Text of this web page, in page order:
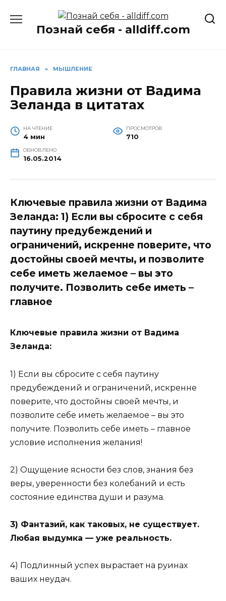
содержаниюПознай себя - alldiff.com
ГЛАВНАЯ » МЫШЛЕНИЕ
Правила жизни от Вадима
Зеланда в цитатах
НА ЧТЕНИЕ
4 мин
ПРОСМОТРОВ
710
ОБНОВЛЕНО
16.05.2014
Ключевые правила жизни от Вадима
Зеланда: 1) Если вы сбросите с себя
паутину предубеждений и
ограничений, искренне поверите, что
достойны своей мечты, и позволите
себе иметь желаемое – вы это
получите. Позволить себе иметь –
главное
Ключевые правила жизни от Вадима
Зеланда:
1) Если вы сбросите с себя паутину
предубеждений и ограничений, искренне
поверите, что достойны своей мечты, и
позволите себе иметь желаемое – вы это
получите. Позволить себе иметь – главное
условие исполнения желания!
2) Ощущение ясности без слов, знания без
веры, уверенности без колебаний и есть
состояние единства души и разума.
3) Фантазий, как таковых, не существует.
Любая выдумка — уже реальность.
4) Подлинный успех вырастает на руинах
ваших неудач.